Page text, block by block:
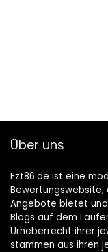
Über uns
Fzt86.de ist eine
Angebote bietet
Blogs auf dem
Urheberrecht ihrer
stammen aus ihren